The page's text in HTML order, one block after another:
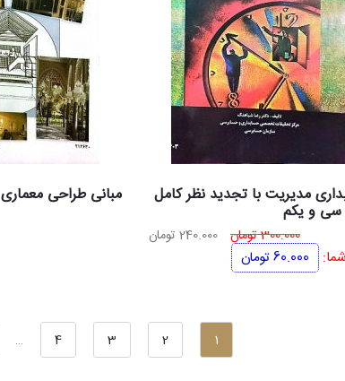
مدیریت با تجدید نظر کامل
و یکم
300.000تومان قیمت
240.000 تومانقیمت
60.000تومان
مبانی طراحی معماری
1
2
3
4
…